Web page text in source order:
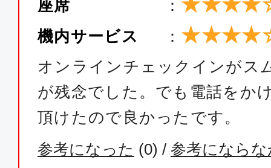
JAL220
JAL220
大阪(関西)
06:40
東京(
ファースト
座席 ：
機内サービス ：
オンラインチェックインがス
が残念でした。でも電話をか
頂けたので良かったです。
参考になった (0) / 参考になら